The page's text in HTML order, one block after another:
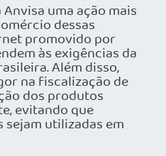
uma ação mais
dessas
promovido por
às exigências da
Além disso,
na fiscalização de
dos produtos
evitando que
utilizadas em